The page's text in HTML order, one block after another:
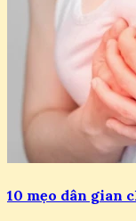
10 mẹo dân gian